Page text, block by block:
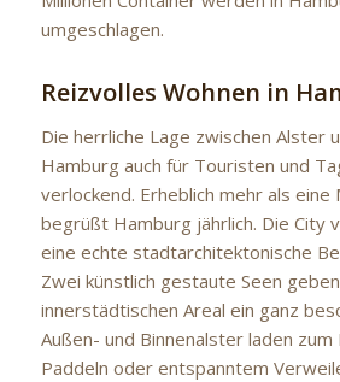
umgeschlagen.
Reizvolles Wohnen in
Die herrliche Lage zwischen Alster
Hamburg auch für Touristen und
verlockend. Erheblich mehr als eine
begrüßt Hamburg jährlich. Die City
eine echte stadtarchitektonische
Zwei künstlich gestaute Seen
innerstädtischen Areal ein ganz
Außen- und Binnenalster laden zum
Paddeln oder entspanntem